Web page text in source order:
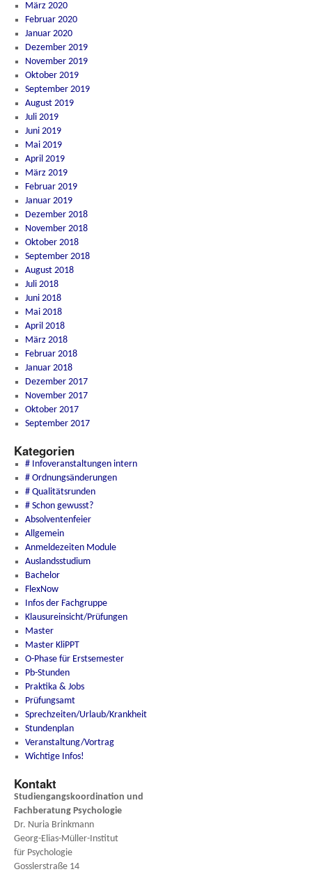
März 2020
Februar 2020
Januar 2020
Dezember 2019
November 2019
Oktober 2019
September 2019
August 2019
Juli 2019
Juni 2019
Mai 2019
April 2019
März 2019
Februar 2019
Januar 2019
Dezember 2018
November 2018
Oktober 2018
September 2018
August 2018
Juli 2018
Juni 2018
Mai 2018
April 2018
März 2018
Februar 2018
Januar 2018
Dezember 2017
November 2017
Oktober 2017
September 2017
Kategorien
# Infoveranstaltungen intern
# Ordnungsänderungen
# Qualitätsrunden
# Schon gewusst?
Absolventenfeier
Allgemein
Anmeldezeiten Module
Auslandsstudium
Bachelor
FlexNow
Infos der Fachgruppe
Klausureinsicht/Prüfungen
Master
Master KliPPT
O-Phase für Erstsemester
Pb-Stunden
Praktika & Jobs
Prüfungsamt
Sprechzeiten/Urlaub/Krankheit
Stundenplan
Veranstaltung/Vortrag
Wichtige Infos!
Kontakt
Studiengangskoordination und
Fachberatung Psychologie
Dr. Nuria Brinkmann
Georg-Elias-Müller-Institut
für Psychologie
Gosslerstraße 14